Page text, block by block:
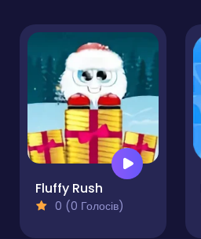
Fluffy Rush
0 (0 Голосів)